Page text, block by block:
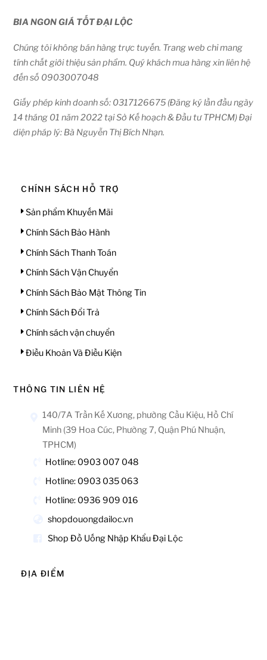
BIA NGON GIÁ TỐT ĐẠI LỘC
Chúng tôi không bán hàng trực tuyến. Trang web chỉ mang
tính chất giới thiệu sản phẩm. Quý khách mua hàng xin liên hệ
đến số 0903007048
Giấy phép kinh doanh số: 0317126675 (Đăng ký lần đầu ngày
14 tháng 01 năm 2022 tại Sở Kế hoạch & Đầu tư TPHCM) Đại
diện pháp lý: Bà Nguyễn Thị Bích Nhạn.
CHÍNH SÁCH HỖ TRỢ
Sản phẩm Khuyến Mãi
Chính Sách Bảo Hành
Chính Sách Thanh Toán
Chính Sách Vận Chuyển
Chính Sách Bảo Mật Thông Tin
Chính Sách Đổi Trả
Chính sách vận chuyển
Điều Khoản Và Điều Kiện
THÔNG TIN LIÊN HỆ
140/7A Trần Kế Xương, phường Cầu Kiệu, Hồ Chí
Minh (39 Hoa Cúc, Phường 7, Quận Phú Nhuận,
TPHCM)
Hotline: 0903 007 048
Hotline: 0903 035 063
Hotline: 0936 909 016
shopdouongdailoc.vn
Shop Đồ Uống Nhập Khẩu Đại Lộc
ĐỊA ĐIỂM